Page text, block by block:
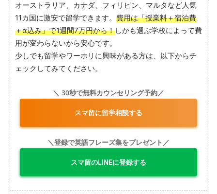
オーストラリア、カナダ、フィリピン、マルタなど人気
11カ国に激安で留学できます。 費用は「授業料＋宿泊費
＋α込み」で1週間7万円から！しかも選ぶ学校によって費
用が変わらないから安心です。
少しでも留学やワーホリに興味がある方は、以下からチ
ェックしてみてください。
＼ 30秒で無料カウンセリング予約／
スマ留に留学相談する
＼登録で英語フレーズ集をプレゼント／
スマ留のLINEに登録する